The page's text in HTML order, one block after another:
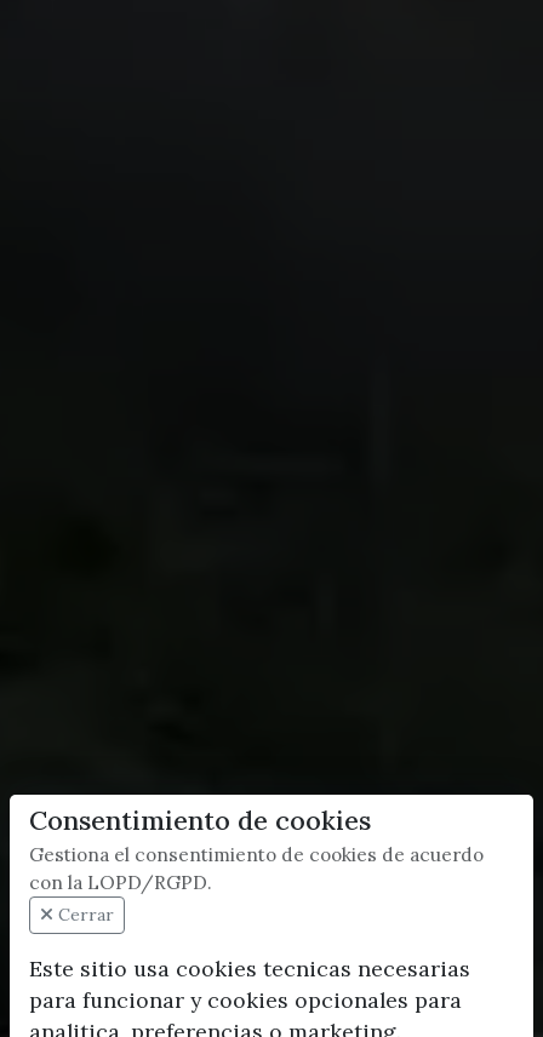
Consentimiento de cookies
Gestiona el consentimiento de cookies de acuerdo
con la LOPD/RGPD.
Cerrar
Este sitio usa cookies tecnicas necesarias
para funcionar y cookies opcionales para